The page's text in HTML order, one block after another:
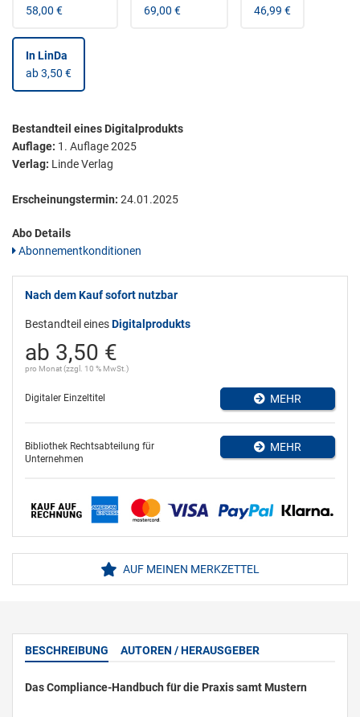
58,00 €
69,00 €
46,99 €
In LinDa
ab 3,50 €
Bestandteil eines Digitalprodukts
Auflage: 1. Auflage 2025
Verlag: Linde Verlag
Erscheinungstermin: 24.01.2025
Abo Details
Abonnementkonditionen
Nach dem Kauf sofort nutzbar
Bestandteil einesDigitalprodukts
ab 3,50 €
pro Monat (zzgl. 10 % MwSt.)
Digitaler Einzeltitel MEHR
Bibliothek Rechtsabteilung für
Unternehmen
MEHR
AUF MEINEN MERKZETTEL
BESCHREIBUNG AUTOREN / HERAUSGEBER
Das Compliance-Handbuch für die Praxis samt Mustern